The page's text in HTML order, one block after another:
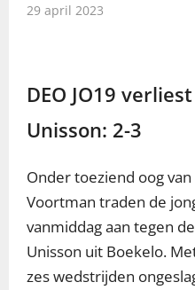
29 april 2023
DEO JO19
Unisson: 2-3
Onder toeziend oog
Voortman traden de
vanmiddag aan tegen
Unisson uit Boekelo.
zes wedstrijden